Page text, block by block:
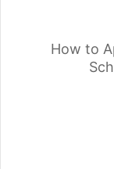
How to